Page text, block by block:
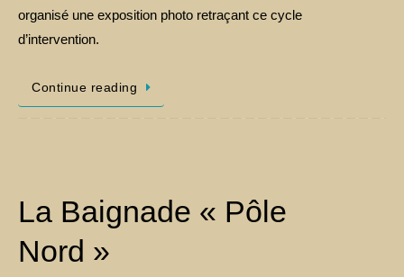
organisé une exposition photo retraçant ce cycle
d’intervention.
Continue reading
La Baignade « Pôle
Nord »